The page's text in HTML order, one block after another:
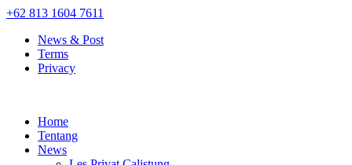
+62 813 1604 7611
News & Post
Terms
Privacy
Home
Tentang
News